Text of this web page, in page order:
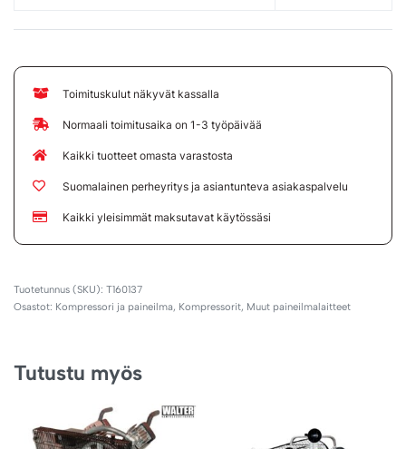
Toimituskulut näkyvät kassalla
Normaali toimitusaika on 1-3 työpäivää
Kaikki tuotteet omasta varastosta
Suomalainen perheyritys ja asiantunteva asiakaspalvelu
Kaikki yleisimmät maksutavat käytössäsi
T160137
Osastot: Kompressori ja paineilma, Kompressorit, Muut paineilmalaitteet
Tutustu myös